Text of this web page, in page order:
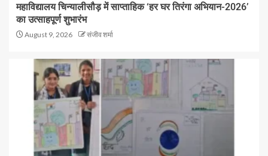
महाविद्यालय चिन्यालीसौड़ में साप्ताहिक ‘हर घर तिरंगा अभियान-2026’
का उत्साहपूर्ण शुभारंभ
August 9, 2026 संजीव शर्मा